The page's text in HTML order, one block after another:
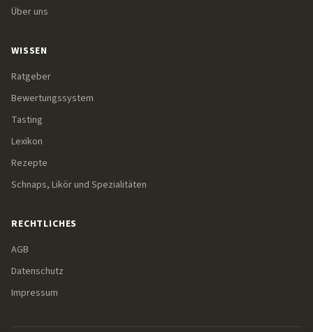
Über uns
WISSEN
Ratgeber
Bewertungssystem
Tasting
Lexikon
Rezepte
Schnaps, Likör und Spezialitäten
RECHTLICHES
AGB
Datenschutz
Impressum